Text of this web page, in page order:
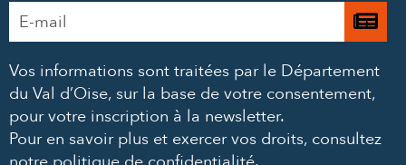
Adresse
e-
*
Je
à
Vos informations sont traitées par le Département
du Val d’Oise, sur la base de votre consentement,
pour votre inscription à la newsletter.
Pour en savoir plus et exercer vos droits, consultez